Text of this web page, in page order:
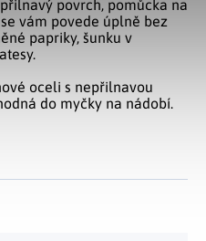
povrch, pomůcka na
vám povede úplně bez
papriky, šunku v
oceli s nepřilnavou
do myčky na nádobí.